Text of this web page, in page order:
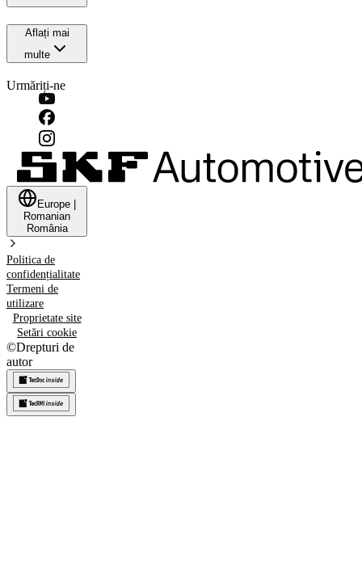
Aflați mai
multe
Urmăriți-ne
Europe
Romanian
România
Politica de
confidențialitate
Termeni de
utilizare
Proprietate site
Setări cookie
©Drepturi de
autor